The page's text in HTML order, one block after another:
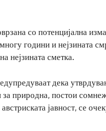
со потенцијална
години и нејзината
нејзината сметка.
дека
природна, постои
јавност, се